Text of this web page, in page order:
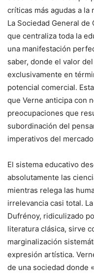
críticas más agudas a
La Sociedad General
que centraliza toda la
una manifestación
saber, donde el valor
exclusivamente en
potencial comercial.
que Verne anticipa con
preocupaciones que
subordinación del
imperativos del
El sistema educativo
absolutamente las
mientras relega las
irrelevancia casi total.
Dufrénoy, ridiculizado
literatura clásica, sirve
marginalización
expresión artística.
de una sociedad donde